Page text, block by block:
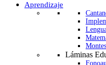
Aprendizaje
Láminas